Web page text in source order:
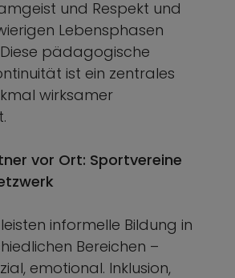
und Respekt und
Lebensphasen
pädagogische
ist ein zentrales
wirksamer
vor Ort: Sportvereine
informelle Bildung in
Bereichen –
emotional. Inklusion,